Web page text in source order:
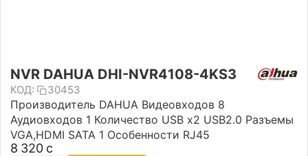
NVR DAHUA DHI-NVR4108-4KS3
КОД: 30453
Производитель DAHUA Видеовходов 8
Аудиовходов 1 Количество USB х2 USB2.0 Разъемы
VGA,HDMI SATA 1 Особенности RJ45
8 320 с